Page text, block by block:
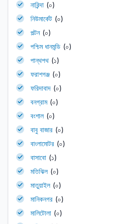
নারিন্দা (০)
নিউমার্কেট (০)
পল্টন (০)
পশ্চিম ধানমন্ডি (০)
পান্থপথ (১)
ফরাশগঞ্জ (০)
ফরিদাবাদ (০)
বনগ্রাম (০)
বংশাল (০)
বাবু বাজার (০)
বাংলামোটর (০)
বাসাবো (১)
মতিঝিল (০)
মাতুয়াইল (০)
মানিকনগর (০)
মালিটোলা (০)